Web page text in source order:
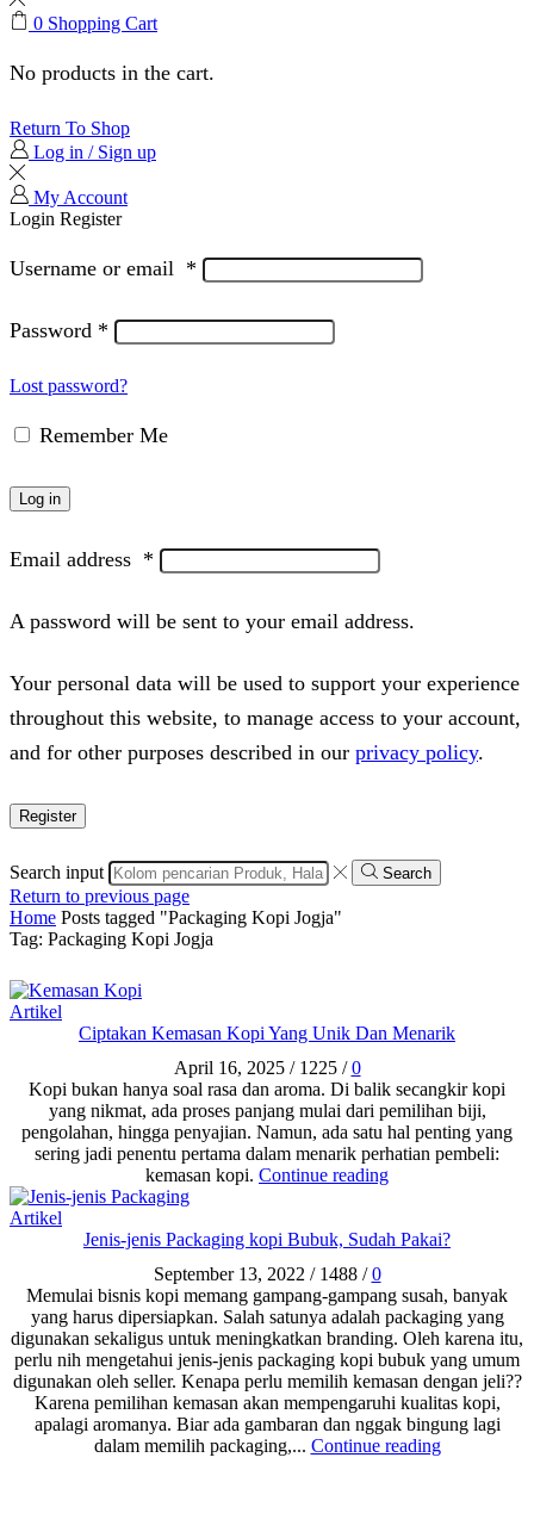
0 Shopping Cart
No products in the cart.
Return To Shop
Log in / Sign up
My Account
Login Register
Username or email *
Password *
Lost password?
Remember Me
Log in
Email address *
A password will be sent to your email address.
Your personal data will be used to support your experience
throughout this website, to manage access to your account,
and for other purposes described in our privacy policy.
Register
Search input Search
Return to previous page
Home Posts tagged "Packaging Kopi Jogja"
Tag: Packaging Kopi Jogja
Artikel
Ciptakan Kemasan Kopi Yang Unik Dan Menarik
April 16, 2025 / 1225 / 0
Kopi bukan hanya soal rasa dan aroma. Di balik secangkir kopi
yang nikmat, ada proses panjang mulai dari pemilihan biji,
pengolahan, hingga penyajian. Namun, ada satu hal penting yang
sering jadi penentu pertama dalam menarik perhatian pembeli:
kemasan kopi. Continue reading
Artikel
Jenis-jenis Packaging kopi Bubuk, Sudah Pakai?
September 13, 2022 / 1488 / 0
Memulai bisnis kopi memang gampang-gampang susah, banyak
yang harus dipersiapkan. Salah satunya adalah packaging yang
digunakan sekaligus untuk meningkatkan branding. Oleh karena itu,
perlu nih mengetahui jenis-jenis packaging kopi bubuk yang umum
digunakan oleh seller. Kenapa perlu memilih kemasan dengan jeli??
Karena pemilihan kemasan akan mempengaruhi kualitas kopi,
apalagi aromanya. Biar ada gambaran dan nggak bingung lagi
dalam memilih packaging,... Continue reading